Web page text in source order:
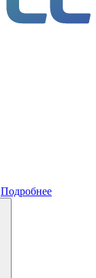
Подробнее